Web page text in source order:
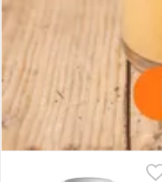
gyvūninės kilmės
gali būti aktualūs tiems,
siekia paprastesnės
Baltymų kokteiliai: patogus
Baltymų kokteilis – tai
miltelius su skysčiu ir, jei
kaip vaisiai, uogos ar
patogiai papildyti
galimybės pasiruošti